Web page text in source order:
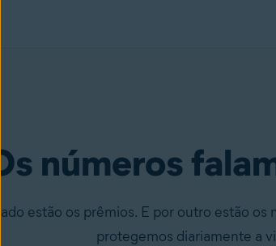
números
estão os prêmios. E por outro estão
protegemos diariamente a